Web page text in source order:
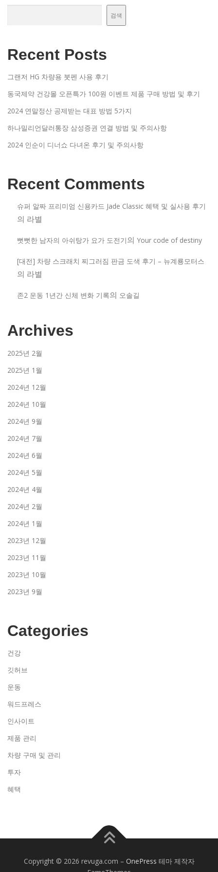
검색
Recent Posts
그랜저 HG 차량용 붓펜 사용 후기
동국제약 건강몰 오픈특가 100원 이벤트 제품 구매 방법 및 후기
2024 연말정산 공제받는 대표 방법 5가지
하나밀리언달러통장 삼성증권 연결 방법 및 주의사항
2024 인순이 디너쇼 다녀온 후기 및 주의사항
Recent Comments
슈퍼 알짜 프리미엄 신용카드 Jade Classic 혜택 및 실사용 후기
의 라별
뻣뻣한 남자의 아쉬탕가 요가 도전기의 Your code of destiny
[대전] 차량 스크래치 찌그러짐 판금 도색 후기 – 뉴계룡모터스
의 라별
존2 운동 1년간 신체 변화 기록의 오솔길
Archives
2025년 2월
2025년 1월
2024년 12월
2024년 10월
2024년 9월
2024년 7월
2024년 6월
2024년 5월
2024년 4월
2024년 2월
2024년 1월
2023년 12월
2023년 11월
2023년 10월
2023년 9월
Categories
건강
깃허브
운동
워드프레스
인사이트
제품 관리
차량 구매 및 관리
투자
혜택
Copyright © 2026 revuga.com – OnePress 테마 제작자